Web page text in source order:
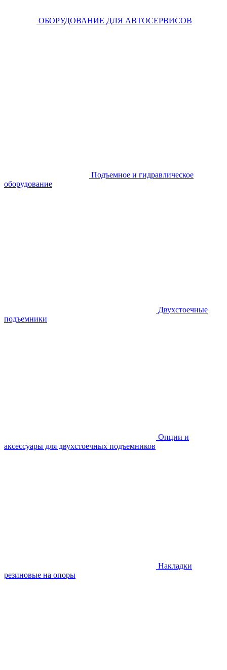
ОБОРУДОВАНИЕ ДЛЯ АВТОСЕРВИСОВ
Подъемное и гидравлическое
оборудование
Двухстоечные
подъемники
Опции и
аксессуары для двухстоечных подъемников
Накладки
резиновые на опоры